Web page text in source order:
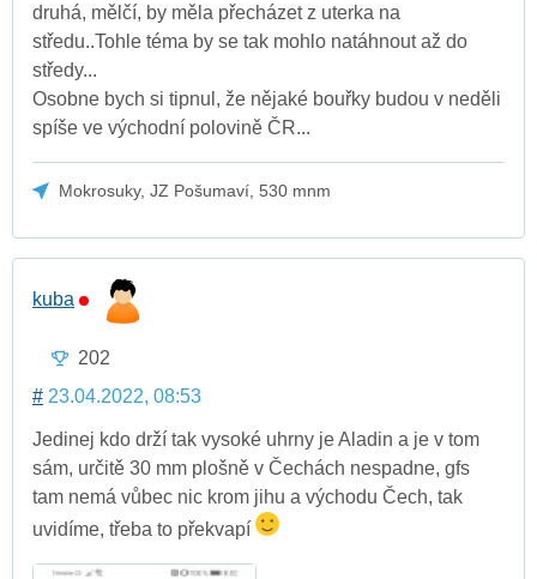
druhá, mělčí, by měla přecházet z uterka na
středu..Tohle téma by se tak mohlo natáhnout až do
středy...
Osobne bych si tipnul, že nějaké bouřky budou v neděli
spíše ve východní polovině ČR...
Mokrosuky, JZ Pošumaví, 530 mnm
kuba
202
# 23.04.2022, 08:53
Jedinej kdo drží tak vysoké uhrny je Aladin a je v tom
sám, určitě 30 mm plošně v Čechách nespadne, gfs
tam nemá vůbec nic krom jihu a východu Čech, tak
uvidíme, třeba to překvapí